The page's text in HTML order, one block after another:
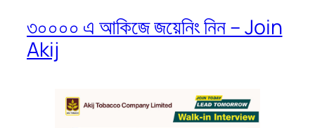
৩০০০০ এ আকিজে জয়েনিং নিন – Join
Akij